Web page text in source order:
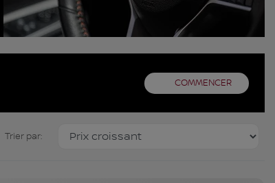
COMMENCER
Trier par: